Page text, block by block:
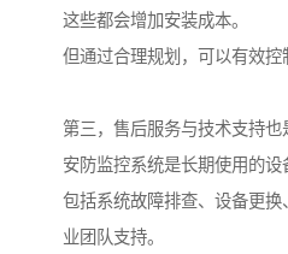
这些都会增加安装成本。
但通过合理规划，可以有效控
第三，售后服务与技术支持也
安防监控系统是长期使用的设
包括系统故障排查、设备更
业团队支持。